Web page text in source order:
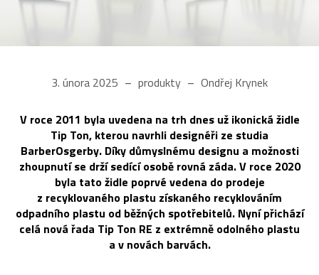
3. února 2025 produkty Ondřej Krynek
V roce 2011 byla uvedena na trh dnes už ikonická židle
Tip Ton, kterou navrhli designéři ze studia
BarberOsgerby. Díky důmyslnému designu a možnosti
zhoupnutí se drží sedící osobě rovná záda. V roce 2020
byla tato židle poprvé vedena do prodeje
z recyklovaného plastu získaného recyklováním
odpadního plastu od běžných spotřebitelů. Nyní přichází
celá nová řada Tip Ton RE z extrémně odolného plastu
a v novách barvách.